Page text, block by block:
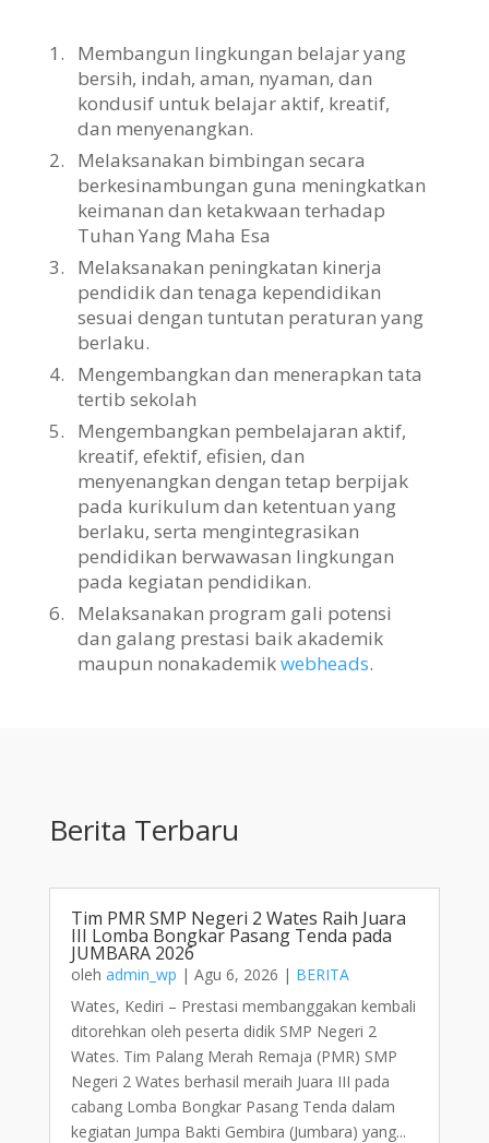
1.
Membangun lingkungan belajar yang
bersih, indah, aman, nyaman, dan
kondusif untuk belajar aktif, kreatif,
dan menyenangkan.
2.
Melaksanakan bimbingan secara
berkesinambungan guna meningkatkan
keimanan dan ketakwaan terhadap
Tuhan Yang Maha Esa
3.
Melaksanakan peningkatan kinerja
pendidik dan tenaga kependidikan
sesuai dengan tuntutan peraturan yang
berlaku.
4.
Mengembangkan dan menerapkan tata
tertib sekolah
5.
Mengembangkan pembelajaran aktif,
kreatif, efektif, efisien, dan
menyenangkan dengan tetap berpijak
pada kurikulum dan ketentuan yang
berlaku, serta mengintegrasikan
pendidikan berwawasan lingkungan
pada kegiatan pendidikan.
6.
Melaksanakan program gali potensi
dan galang prestasi baik akademik
maupun nonakademikwebheads.
Berita Terbaru
Tim PMR SMP Negeri 2 Wates Raih Juara
III Lomba Bongkar Pasang Tenda pada
JUMBARA 2026
oleh admin_wp | Agu 6, 2026 | BERITA
Wates, Kediri – Prestasi membanggakan kembali
ditorehkan oleh peserta didik SMP Negeri 2
Wates. Tim Palang Merah Remaja (PMR) SMP
Negeri 2 Wates berhasil meraih Juara III pada
cabang Lomba Bongkar Pasang Tenda dalam
kegiatan Jumpa Bakti Gembira (Jumbara) yang...